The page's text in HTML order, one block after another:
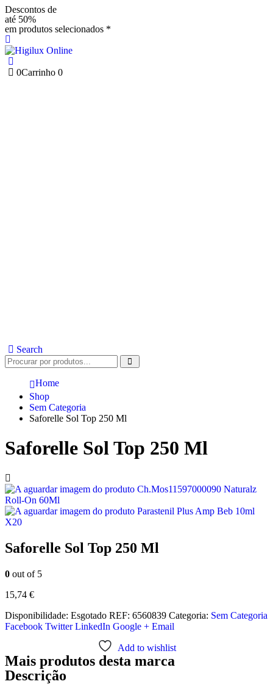
Descontos de
até 50%
em produtos selecionados *
0Carrinho0
Search
Home
Shop
Sem Categoria
Saforelle Sol Top 250 Ml
Saforelle Sol Top 250 Ml
Ch.Mos11597000090 Naturalz
Roll-On 60Ml
Parastenil Plus Amp Beb 10ml
X20
Saforelle Sol Top 250 Ml
0 out of 5
15,74 €
Disponibilidade: Esgotado REF: 6560839 Categoria: Sem Categoria
Facebook Twitter LinkedIn Google + Email
Add to wishlist
Mais produtos desta marca
Descrição